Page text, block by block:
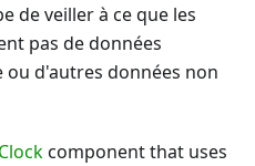
de veiller à ce que les
pas de données
d'autres données non
Clockcomponent that uses